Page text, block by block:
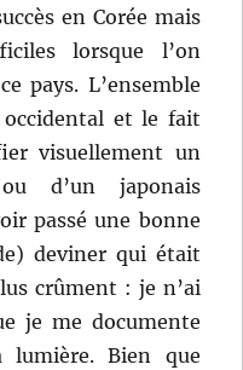
en Corée mais
lorsque l’on
pays. L’ensemble
et le fait
visuellement un
d’un japonais
passé une bonne
deviner qui était
crûment : je n’ai
je me documente
lumière. Bien que